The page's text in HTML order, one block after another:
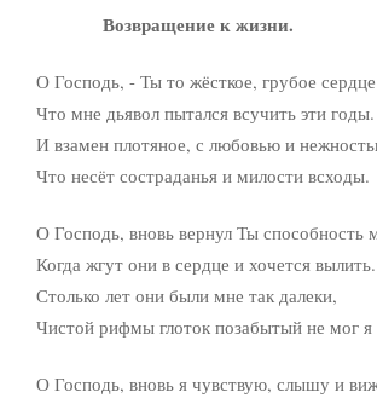
Возвращение к жизни.
О Господь, - Ты то жёсткое, грубое
Что мне дьявол пытался всучить эти годы.
И взамен плотяное, с любовью и
Что несёт состраданья и милости всходы.
О Господь, вновь вернул Ты способность
Когда жгут они в сердце и хочется вылить.
Столько лет они были мне так далеки,
Чистой рифмы глоток позабытый не мог я
О Господь, вновь я чувствую, слышу и